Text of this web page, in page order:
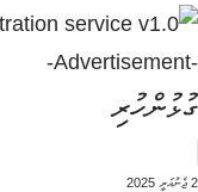
-Advertisement-
ގުޅުންހުރި
2 ޖެނުއަރީ 2025